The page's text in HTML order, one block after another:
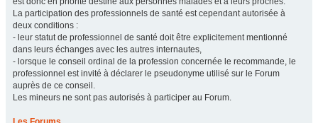
La participation des professionnels de santé est cependant autorisée à
deux conditions :
- leur statut de professionnel de santé doit être explicitement mentionné
dans leurs échanges avec les autres internautes,
- lorsque le conseil ordinal de la profession concernée le recommande, le
professionnel est invité à déclarer le pseudonyme utilisé sur le Forum
auprès de ce conseil.
Les mineurs ne sont pas autorisés à participer au Forum.